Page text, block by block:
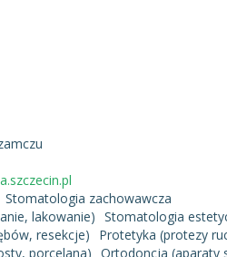
Stomatologia zachowawcza
lakowanie) Stomatologia
resekcje)
Protetyka (protezy
porcelana) Ortodoncja (aparaty